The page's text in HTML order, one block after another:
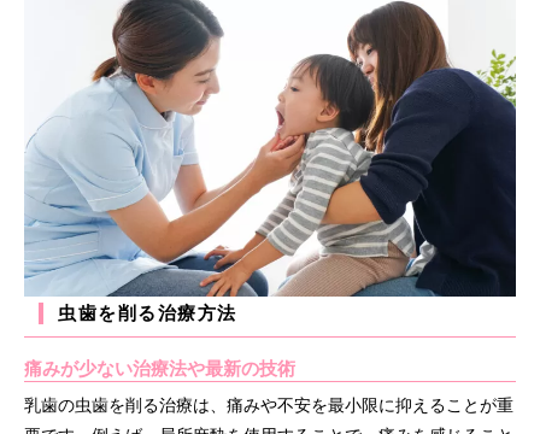
虫歯を削る治療方法
痛みが少ない治療法や最新の技術
乳歯の虫歯を削る治療は、痛みや不安を最小限に抑えることが重